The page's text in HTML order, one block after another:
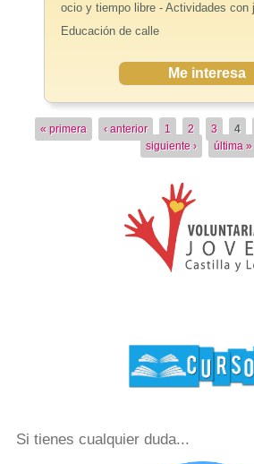
ocio y tiempo libre - Actividades con
Educación de calle
Me interesa
Páginas
« primera ‹ anterior 1 2 3 4
siguiente ›
última »
Si tienes cualquier duda...